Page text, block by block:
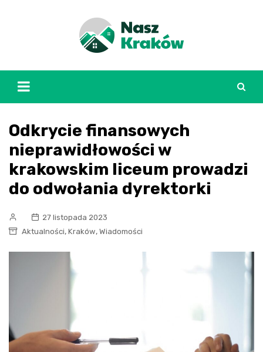
Odkrycie finansowych
nieprawidłowości w
krakowskim liceum prowadzi
do odwołania dyrektorki
27 listopada 2023
Aktualności, Kraków, Wiadomości